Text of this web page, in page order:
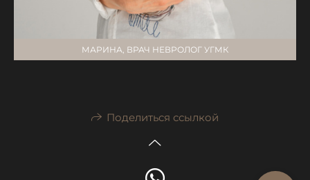
МАРИНА, ВРАЧ НЕВРОЛОГ УГМК
Поделиться ссылкой